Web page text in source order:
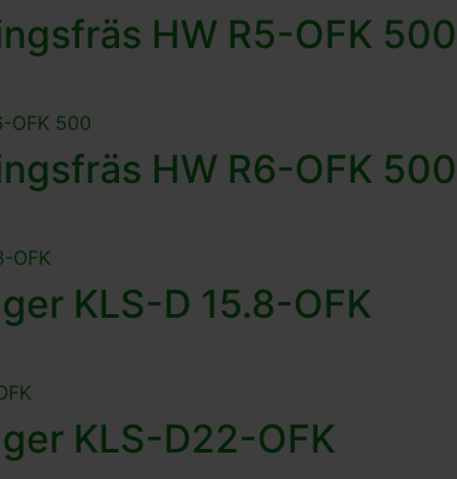
HW R5-OFK 500
HW R6-OFK 500
KLS-D 15.8-OFK
KLS-D22-OFK